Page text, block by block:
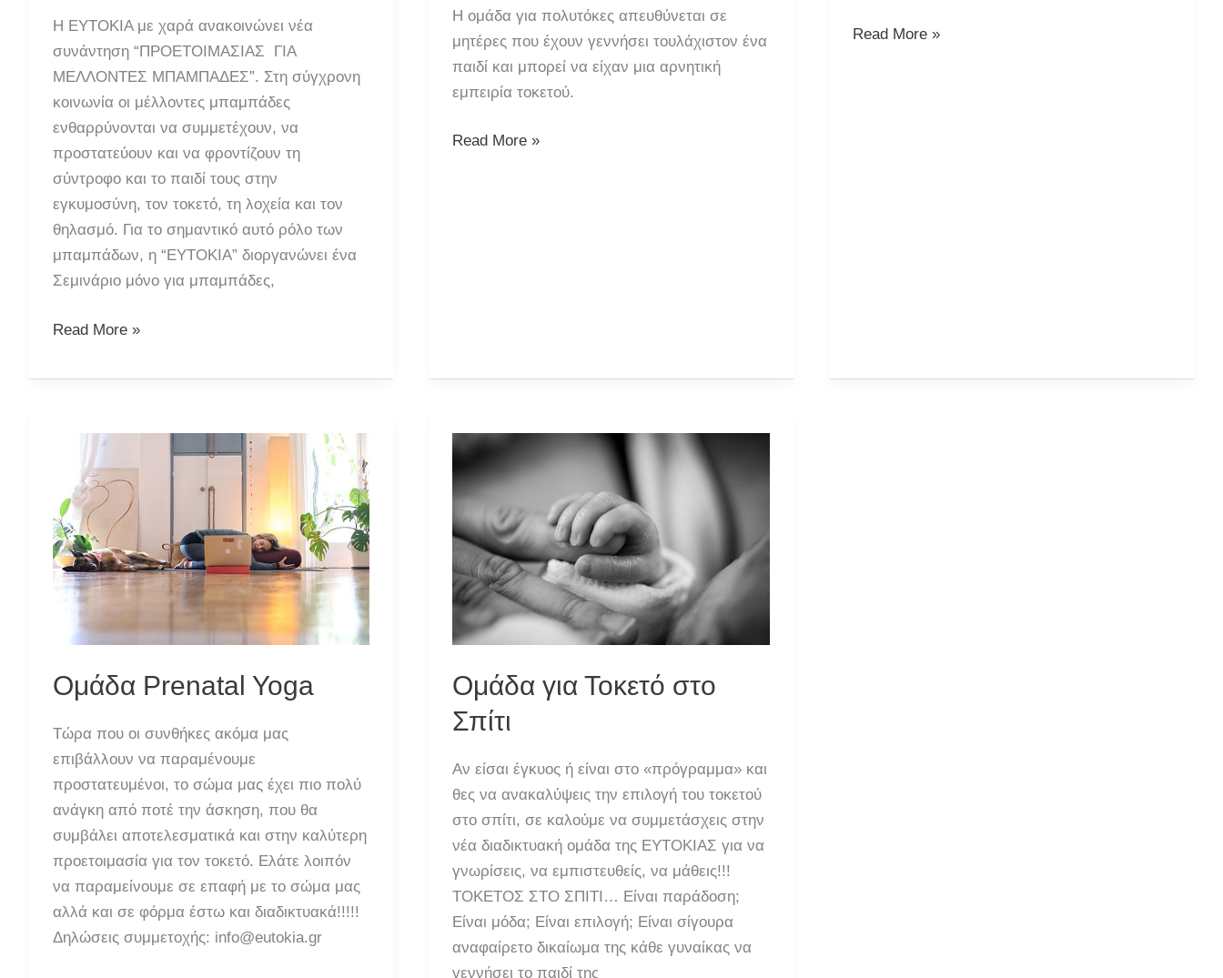
Η ΕΥΤΟΚΙΑ με χαρά ανακοινώνει νέα
συνάντηση “ΠΡΟΕΤΟΙΜΑΣΙΑΣ ΓΙΑ
ΜΕΛΛΟΝΤΕΣ ΜΠΑΜΠΑΔΕΣ”. Στη σύγχρονη
κοινωνία οι μέλλοντες μπαμπάδες
ενθαρρύνονται να συμμετέχουν, να
προστατεύουν και να φροντίζουν τη
σύντροφο και το παιδί τους στην
εγκυμοσύνη, τον τοκετό, τη λοχεία και τον
θηλασμό. Για το σημαντικό αυτό ρόλο των
μπαμπάδων, η “ΕΥΤΟΚΙΑ” διοργανώνει ένα
Σεμινάριο μόνο για μπαμπάδες,
Συνάντηση
Μέλλοντες
Read More »
Η ομάδα για πολυτόκες απευθύνεται σε
μητέρες που έχουν γεννήσει τουλάχιστον ένα
παιδί και μπορεί να είχαν μια αρνητική
εμπειρία τοκετού.
Ομάδα
Read More »
Ομάδα
Read More »
Ομάδα Prenatal Yoga
Τώρα που οι συνθήκες ακόμα μας
επιβάλλουν να παραμένουμε
προστατευμένοι, το σώμα μας έχει πιο πολύ
ανάγκη από ποτέ την άσκηση, που θα
συμβάλει αποτελεσματικά και στην καλύτερη
προετοιμασία για τον τοκετό. Ελάτε λοιπόν
να παραμείνουμε σε επαφή με το σώμα μας
αλλά και σε φόρμα έστω και διαδικτυακά!!!!!
Δηλώσεις συμμετοχής: info@eutokia.gr
Ομάδα για Τοκετό στο
Σπίτι
Αν είσαι έγκυος ή είναι στο «πρόγραμμα» και
θες να ανακαλύψεις την επιλογή του τοκετού
στο σπίτι, σε καλούμε να συμμετάσχεις στην
νέα διαδικτυακή ομάδα της ΕΥΤΟΚΙΑΣ για να
γνωρίσεις, να εμπιστευθείς, να μάθεις!!!
ΤΟΚΕΤΟΣ ΣΤΟ ΣΠΙΤΙ… Είναι παράδοση;
Είναι μόδα; Είναι επιλογή; Είναι σίγουρα
αναφαίρετο δικαίωμα της κάθε γυναίκας να
γεννήσει το παιδί της